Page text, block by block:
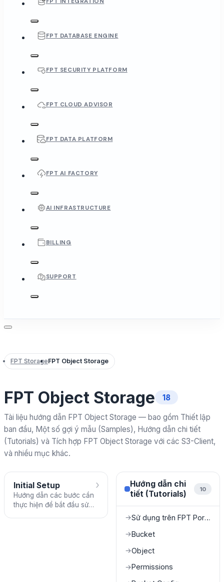
FPT DATABASE ENGINE
FPT SECURITY PLATFORM
FPT CLOUD ADVISOR
FPT DATA PLATFORM
FPT AI FACTORY
AI INFRASTRUCTURE
BILLING
SUPPORT
FPT StorageFPT Object Storage
FPT Object Storage 18
Tài liệu hướng dẫn FPT Object Storage — bao gồm Thiết lập
ban đầu, Một số gợi ý mẫu (Samples), Hướng dẫn chi tiết
(Tutorials) và Tích hợp FPT Object Storage với các S3-Client,
và nhiều mục khác.
Initial Setup
Hướng dẫn các bước cần
thực hiện để bắt đầu sử
›
Hướng dẫn chi
tiết (Tutorials)
10
→ Sử dụng trên FPT Portal
→Bucket
→Object
→Permissions